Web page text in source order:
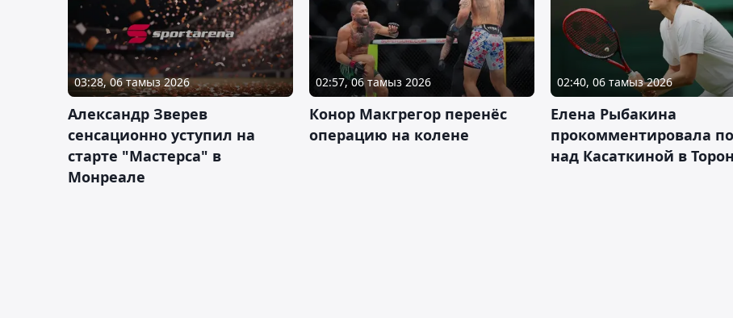
03:28, 06 тамыз 2026
Александр Зверев
сенсационно уступил на
старте "Мастерса" в
Монреале
02:57, 06 тамыз 2026
Конор Макгрегор перенёс
операцию на колене
02:40, 06 тамыз 2026
Елена Рыбакина
прокомментировала
над Касаткиной в